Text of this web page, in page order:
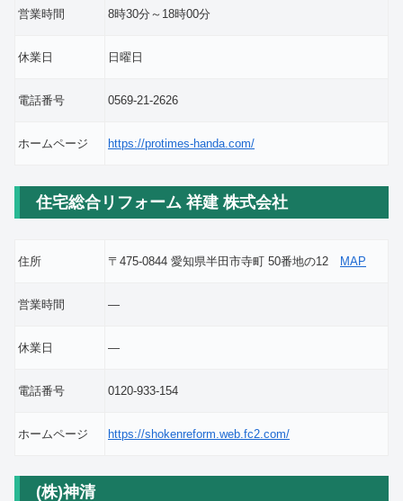
営業時間 8時30分～18時00分
休業日 日曜日
電話番号 0569-21-2626
ホームページ https://protimes-handa.com/
住宅総合リフォーム 祥建 株式会社
住所 〒475-0844 愛知県半田市寺町 50番地の12 MAP
営業時間 ―
休業日 ―
電話番号 0120-933-154
ホームページ https://shokenreform.web.fc2.com/
(株)神清